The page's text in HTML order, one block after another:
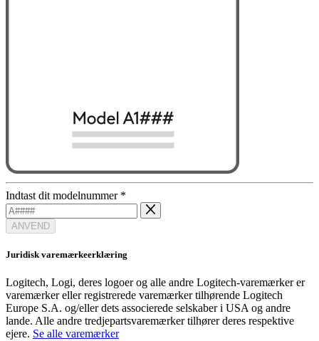
Indtast dit modelnummer *
ANVEND
Juridisk varemærkeerklæring
Logitech, Logi, deres logoer og alle andre Logitech-varemærker er
varemærker eller registrerede varemærker tilhørende Logitech
Europe S.A. og/eller dets associerede selskaber i USA og andre
lande. Alle andre tredjepartsvaremærker tilhører deres respektive
ejere. Se alle varemærker